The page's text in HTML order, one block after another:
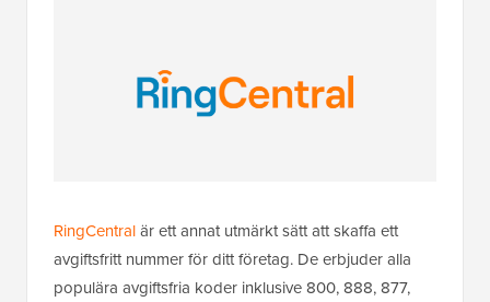
RingCentralär ett annat utmärkt sätt att skaffa ett
avgiftsfritt nummer för ditt företag. De erbjuder alla
populära avgiftsfria koder inklusive 800, 888, 877,